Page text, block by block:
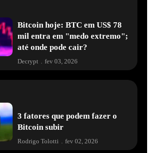
Bitcoin hoje: BTC em US$ 78
mil entra em "medo extremo";
até onde pode cair?
Decrypt . fev 03, 2026
3 fatores que podem fazer o
Bitcoin subir
Rodrigo Tolotti fev 02, 2026